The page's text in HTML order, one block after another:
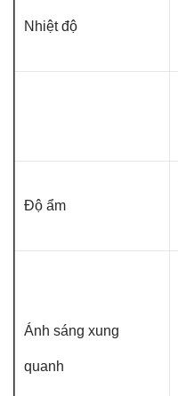
Nhiệt độ
Độ ẩm
Ánh sáng xung
quanh